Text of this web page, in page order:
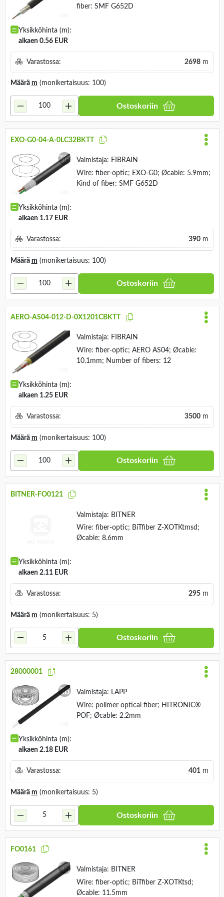
fiber: SMF G652D
Yksikköhinta (m):
alkaen 0.56 EUR
Varastossa: 2698m
Määrä m (monikertaisuus: 100)
Ostoskoriin
EXO-G0-04-A-0LC32BKTT
Valmistaja: FIBRAIN
Wire: fiber-optic; EXO-G0; Øcable: 5.9mm;
Kind of fiber: SMF G652D
Yksikköhinta (m):
alkaen 1.17 EUR
Varastossa: 390m
Määrä m (monikertaisuus: 100)
Ostoskoriin
AERO-AS04-012-D-0X1201CBKTT
Valmistaja: FIBRAIN
Wire: fiber-optic; AERO AS04; Øcable:
10.1mm; Number of fibers: 12
Yksikköhinta (m):
alkaen 1.25 EUR
Varastossa: 3500m
Määrä m (monikertaisuus: 100)
Ostoskoriin
BITNER-FO0121
Valmistaja: BITNER
Wire: fiber-optic; BiTfiber Z-XOTKtmsd;
Øcable: 8.6mm
Yksikköhinta (m):
alkaen 2.11 EUR
Varastossa: 295m
Määrä m (monikertaisuus: 5)
Ostoskoriin
28000001
Valmistaja: LAPP
Wire: polimer optical fiber; HITRONIC®
POF; Øcable: 2.2mm
Yksikköhinta (m):
alkaen 2.18 EUR
Varastossa: 401m
Määrä m (monikertaisuus: 5)
Ostoskoriin
FO0161
Valmistaja: BITNER
Wire: fiber-optic; BiTfiber Z-XOTKtsd;
Øcable: 11.5mm